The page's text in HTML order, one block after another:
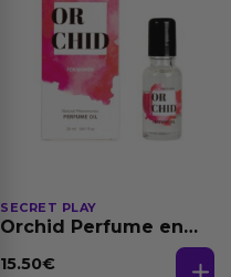
SECRET PLAY
Orchid Perfume en
Feromonas 20 ml
15.50€